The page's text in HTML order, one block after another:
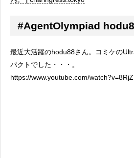
#AgentOlympiad
最近大活躍のhodu88さん。コミケの
パクトでした・・・。
https://www.youtube.com/